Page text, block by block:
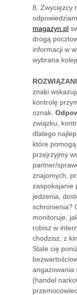
8. Zwycięzcy
magazyn.pl
drogą
informacji w
wybrana
znaki
kontrolę
oznak.
związku,
dlatego
które
przejrzyjmy
partner/
znajomych,
zaspokajanie
jedzenia,
schronienia?
monitoruje,
robisz w
chodzisz, z
Stale cię
angażowania
(handel